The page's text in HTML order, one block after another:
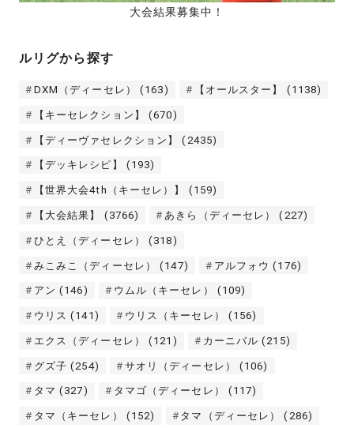
大会結果募集中！
ルリグから探す
DXM（ディーセレ） (163) 【オールスター】 (1138)
【キーセレクション】 (670)
【ディーヴァセレクション】 (2435)
【デッキレシピ】 (193)
【世界大会4th（キーセレ）】 (159)
【大会結果】 (3766) あきら（ディーセレ） (227)
ひとえ（ディーセレ） (318)
みこみこ（ディーセレ） (147) アルフォウ (176)
アン (146) ウムル（キーセレ） (109)
ウリス (141) ウリス（キーセレ） (156)
エクス（ディーセレ） (121) カーニバル (215)
グズ子 (254) サオリ（ディーセレ） (106)
タマ (327) タマゴ（ディーセレ） (117)
タマ（キーセレ） (152) タマ（ディーセレ） (286)